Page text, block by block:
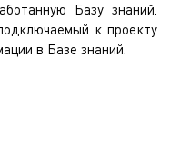
Базу знаний
к проекту
в Базе знаний.